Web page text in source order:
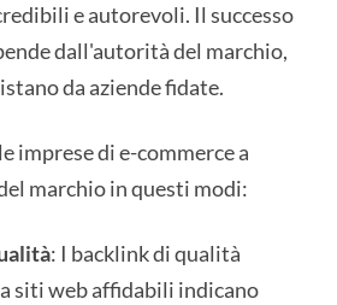
e autorevoli. Il successo
dall'autorità del marchio,
da aziende fidate.
imprese di e-commerce a
marchio in questi modi:
: I backlink di qualità
siti web affidabili indicano